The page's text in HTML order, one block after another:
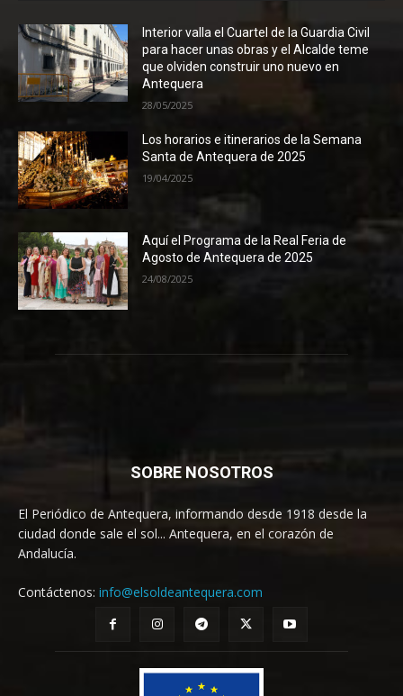
Interior valla el Cuartel de la Guardia Civil
para hacer unas obras y el Alcalde teme
que olviden construir uno nuevo en
Antequera
28/05/2025
Los horarios e itinerarios de la Semana
Santa de Antequera de 2025
19/04/2025
Aquí el Programa de la Real Feria de
Agosto de Antequera de 2025
24/08/2025
SOBRE NOSOTROS
El Periódico de Antequera, informando desde 1918 desde la
ciudad donde sale el sol... Antequera, en el corazón de
Andalucía.
Contáctenos: info@elsoldeantequera.com